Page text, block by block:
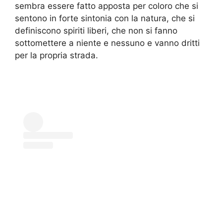
sembra essere fatto apposta per coloro che si
sentono in forte sintonia con la natura, che si
definiscono spiriti liberi, che non si fanno
sottomettere a niente e nessuno e vanno dritti
per la propria strada.